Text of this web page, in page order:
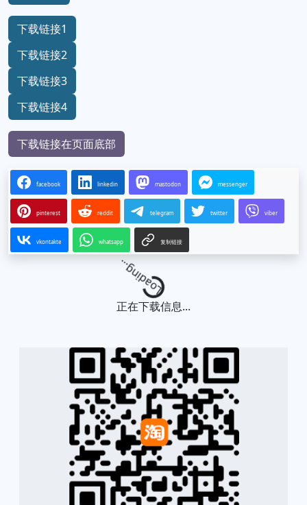
下载链接1
下载链接2
下载链接3
下载链接4
下载链接在页面底部
facebook linkedin mastodon messenger
pinterest reddit telegram twitter viber
vkontakte whatsapp 复制链接
Loading...
正在下载信息...